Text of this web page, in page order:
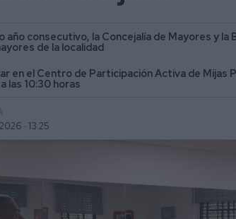
año consecutivo, la Concejalía de Mayores y
de la localidad
en el Centro de Participación Activa de Mijas
las 10:30 horas
· 13:25